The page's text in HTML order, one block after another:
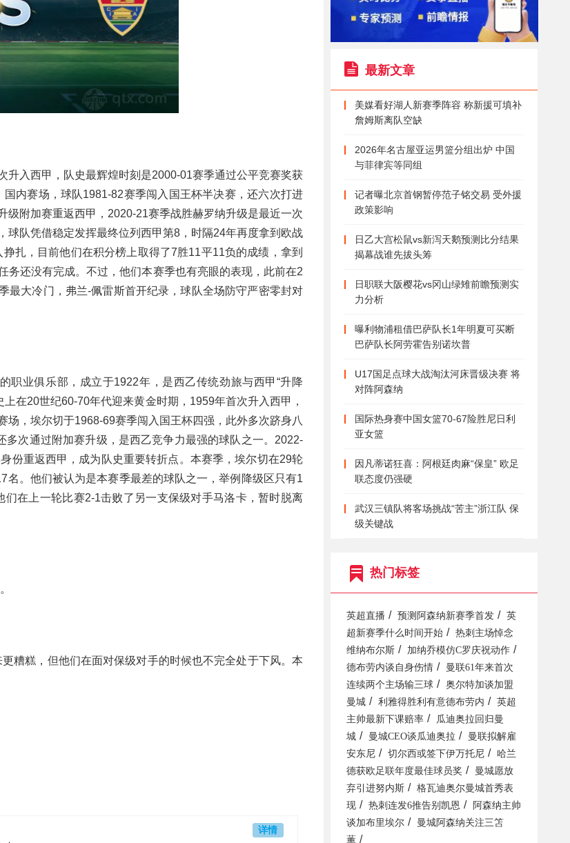
入西甲，队史最辉煌时刻是2000-01赛季通过公平竞赛奖获
内赛场，球队1981-82赛季闯入国王杯半决赛，还六次打进
附加赛重返西甲，2020-21赛季战胜赫罗纳升级是最近一次
队凭借稳定发挥最终位列西甲第8，时隔24年再度拿到欧战
扎，目前他们在积分榜上取得了7胜11平11负的成绩，拿到
还没有完成。不过，他们本赛季也有亮眼的表现，此前在2
最大冷门，弗兰-佩雷斯首开纪录，球队全场防守严密零封对
职业俱乐部，成立于1922年，是西乙传统劲旅与西甲“升降
在20世纪60-70年代迎来黄金时期，1959年首次升入西甲，
，埃尔切于1968-69赛季闯入国王杯四强，此外多次跻身八
次通过附加赛升级，是西乙竞争力最强的球队之一。2022-
份重返西甲，成为队史重要转折点。本赛季，埃尔切在29轮
。他们被认为是本赛季最差的球队之一，举例降级区只有1
在上一轮比赛2-1击败了另一支保级对手马洛卡，暂时脱离
糟糕，但他们在面对保级对手的时候也不完全处于下风。本
详情
最新文章
美媒看好湖人新赛季阵容 称新援可填补
詹姆斯离队空缺
2026年名古屋亚运男篮分组出炉 中国
与菲律宾等同组
记者曝北京首钢暂停范子铭交易 受外援
政策影响
日乙大宫松鼠vs新泻天鹅预测比分结果
揭幕战谁先拔头筹
日职联大阪樱花vs冈山绿雉前瞻预测实
力分析
曝利物浦租借巴萨队长1年明夏可买断
巴萨队长阿劳霍告别诺坎普
U17国足点球大战淘汰河床晋级决赛 将
对阵阿森纳
国际热身赛中国女篮70-67险胜尼日利
亚女篮
因凡蒂诺狂喜：阿根廷肉麻“保皇” 欧足
联态度仍强硬
武汉三镇队将客场挑战“苦主”浙江队 保
级关键战
热门标签
英超直播 / 预测阿森纳新赛季首发 /
英
超新赛季什么时间开始 /
热刺主场悼念
维纳布尔斯 / 加纳乔模仿C罗庆祝动作 /
德布劳内谈自身伤情 /
曼联61年来首次
连续两个主场输三球 /
奥尔特加谈加盟
曼城 / 利雅得胜利有意德布劳内 /
英超
主帅最新下课赔率 /
瓜迪奥拉回归曼
城 / 曼城CEO谈瓜迪奥拉 /
曼联拟解雇
安东尼 / 切尔西或签下伊万托尼 /
哈兰
德获欧足联年度最佳球员奖 /
曼城愿放
弃引进努内斯 /
格瓦迪奥尔曼城首秀表
现 / 热刺连发6推告别凯恩 /
阿森纳主帅
谈加布里埃尔 /
曼城阿森纳关注三笘
薫 /